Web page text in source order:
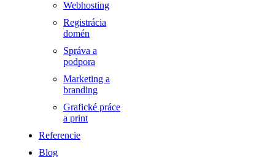
Webhosting
Registrácia
domén
Správa a
podpora
Marketing a
branding
Grafické práce
a print
Referencie
Blog